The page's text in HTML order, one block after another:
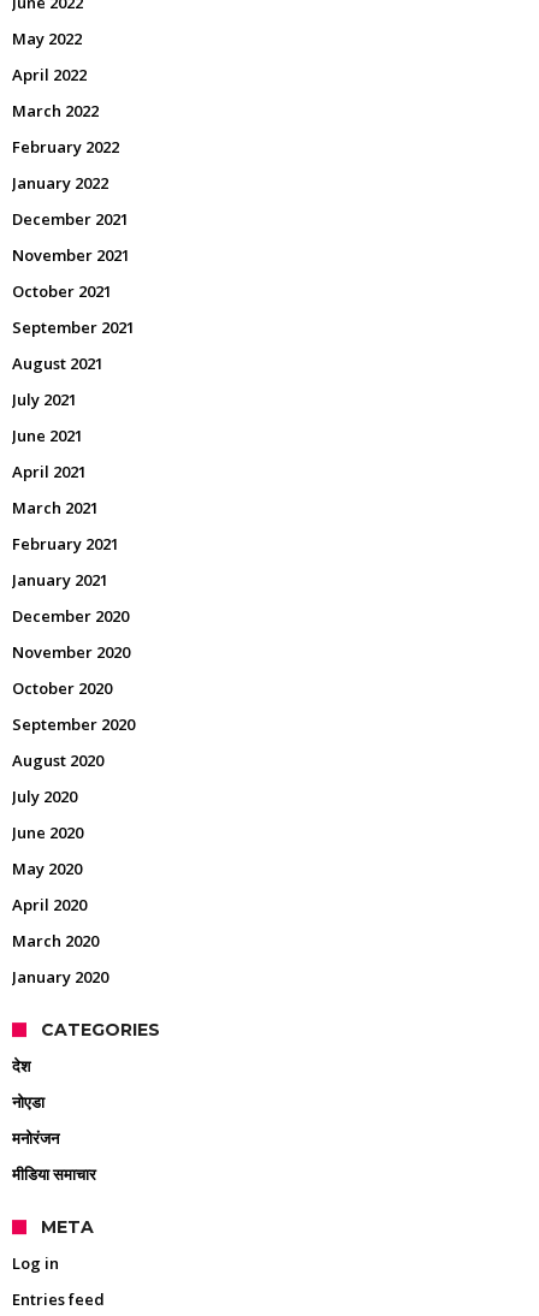
May 2022
April 2022
March 2022
February 2022
January 2022
December 2021
November 2021
October 2021
September 2021
August 2021
July 2021
June 2021
April 2021
March 2021
February 2021
January 2021
December 2020
November 2020
October 2020
September 2020
August 2020
July 2020
June 2020
May 2020
April 2020
March 2020
January 2020
CATEGORIES
देश
नोएडा
मनोरंजन
मीडिया समाचार
META
Log in
Entries feed